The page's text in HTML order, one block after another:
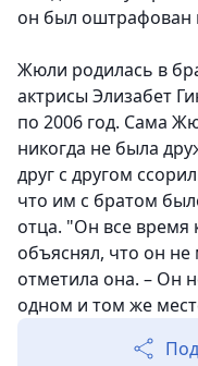
он был оштрафован
Жюли родилась в
актрисы Элизабет
по 2006 год. Сама
никогда не была
друг с другом
что им с братом
отца. "Он все время
объяснял, что он
отметила она. – Он
одном и том же